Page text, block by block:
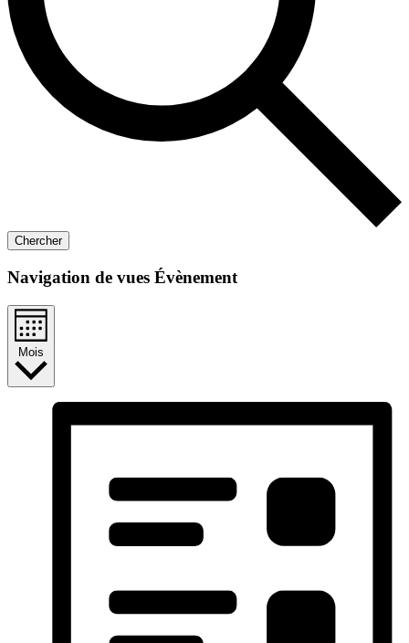
Chercher
Navigation de vues Évènement
Mois